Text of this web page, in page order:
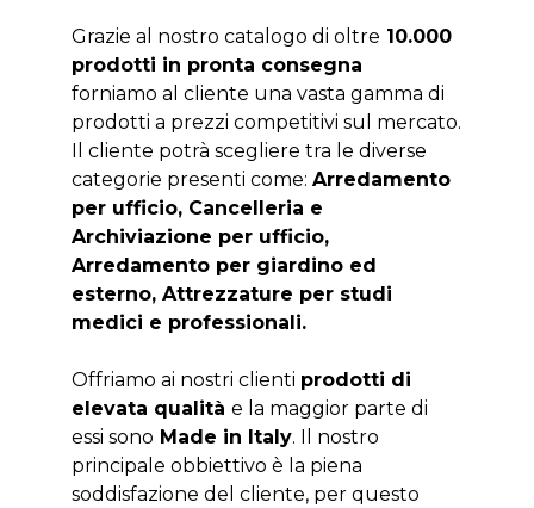
Grazie al nostro catalogo di oltre 10.000
prodotti in pronta consegna
forniamo al cliente una vasta gamma di
prodotti a prezzi competitivi sul mercato.
Il cliente potrà scegliere tra le diverse
categorie presenti come: Arredamento
per ufficio, Cancelleria e
Archiviazione per ufficio,
Arredamento per giardino ed
esterno, Attrezzature per studi
medici e professionali.
Offriamo ai nostri clienti prodotti di
elevata qualità e la maggior parte di
essi sono Made in Italy. Il nostro
principale obbiettivo è la piena
soddisfazione del cliente, per questo